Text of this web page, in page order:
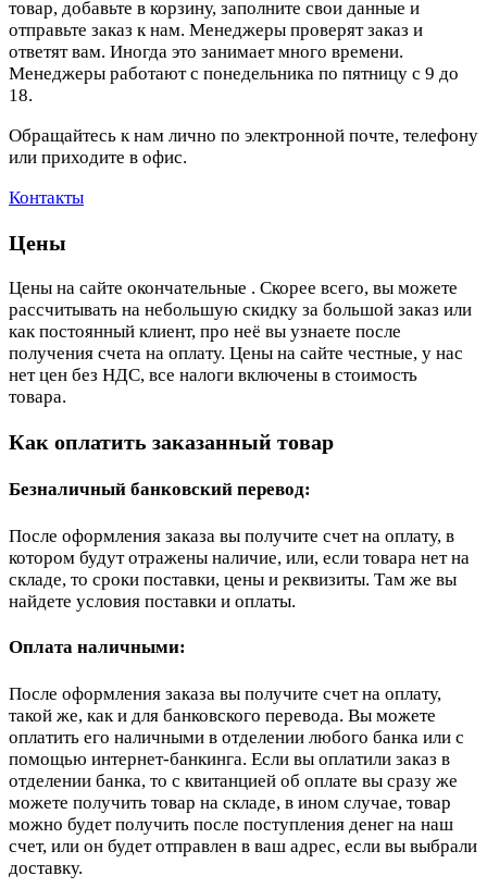
товар, добавьте в корзину, заполните свои данные и
отправьте заказ к нам. Менеджеры проверят заказ и
ответят вам. Иногда это занимает много времени.
Менеджеры работают с понедельника по пятницу с 9 до
18.
Обращайтесь к нам лично по электронной почте, телефону
или приходите в офис.
Контакты
Цены
Цены на сайте окончательные . Скорее всего, вы можете
рассчитывать на небольшую скидку за большой заказ или
как постоянный клиент, про неё вы узнаете после
получения счета на оплату. Цены на сайте честные, у нас
нет цен без НДС, все налоги включены в стоимость
товара.
Как оплатить заказанный товар
Безналичный банковский перевод:
После оформления заказа вы получите счет на оплату, в
котором будут отражены наличие, или, если товара нет на
складе, то сроки поставки, цены и реквизиты. Там же вы
найдете условия поставки и оплаты.
Оплата наличными:
После оформления заказа вы получите счет на оплату,
такой же, как и для банковского перевода. Вы можете
оплатить его наличными в отделении любого банка или с
помощью интернет-банкинга. Если вы оплатили заказ в
отделении банка, то с квитанцией об оплате вы сразу же
можете получить товар на складе, в ином случае, товар
можно будет получить после поступления денег на наш
счет, или он будет отправлен в ваш адрес, если вы выбрали
доставку.